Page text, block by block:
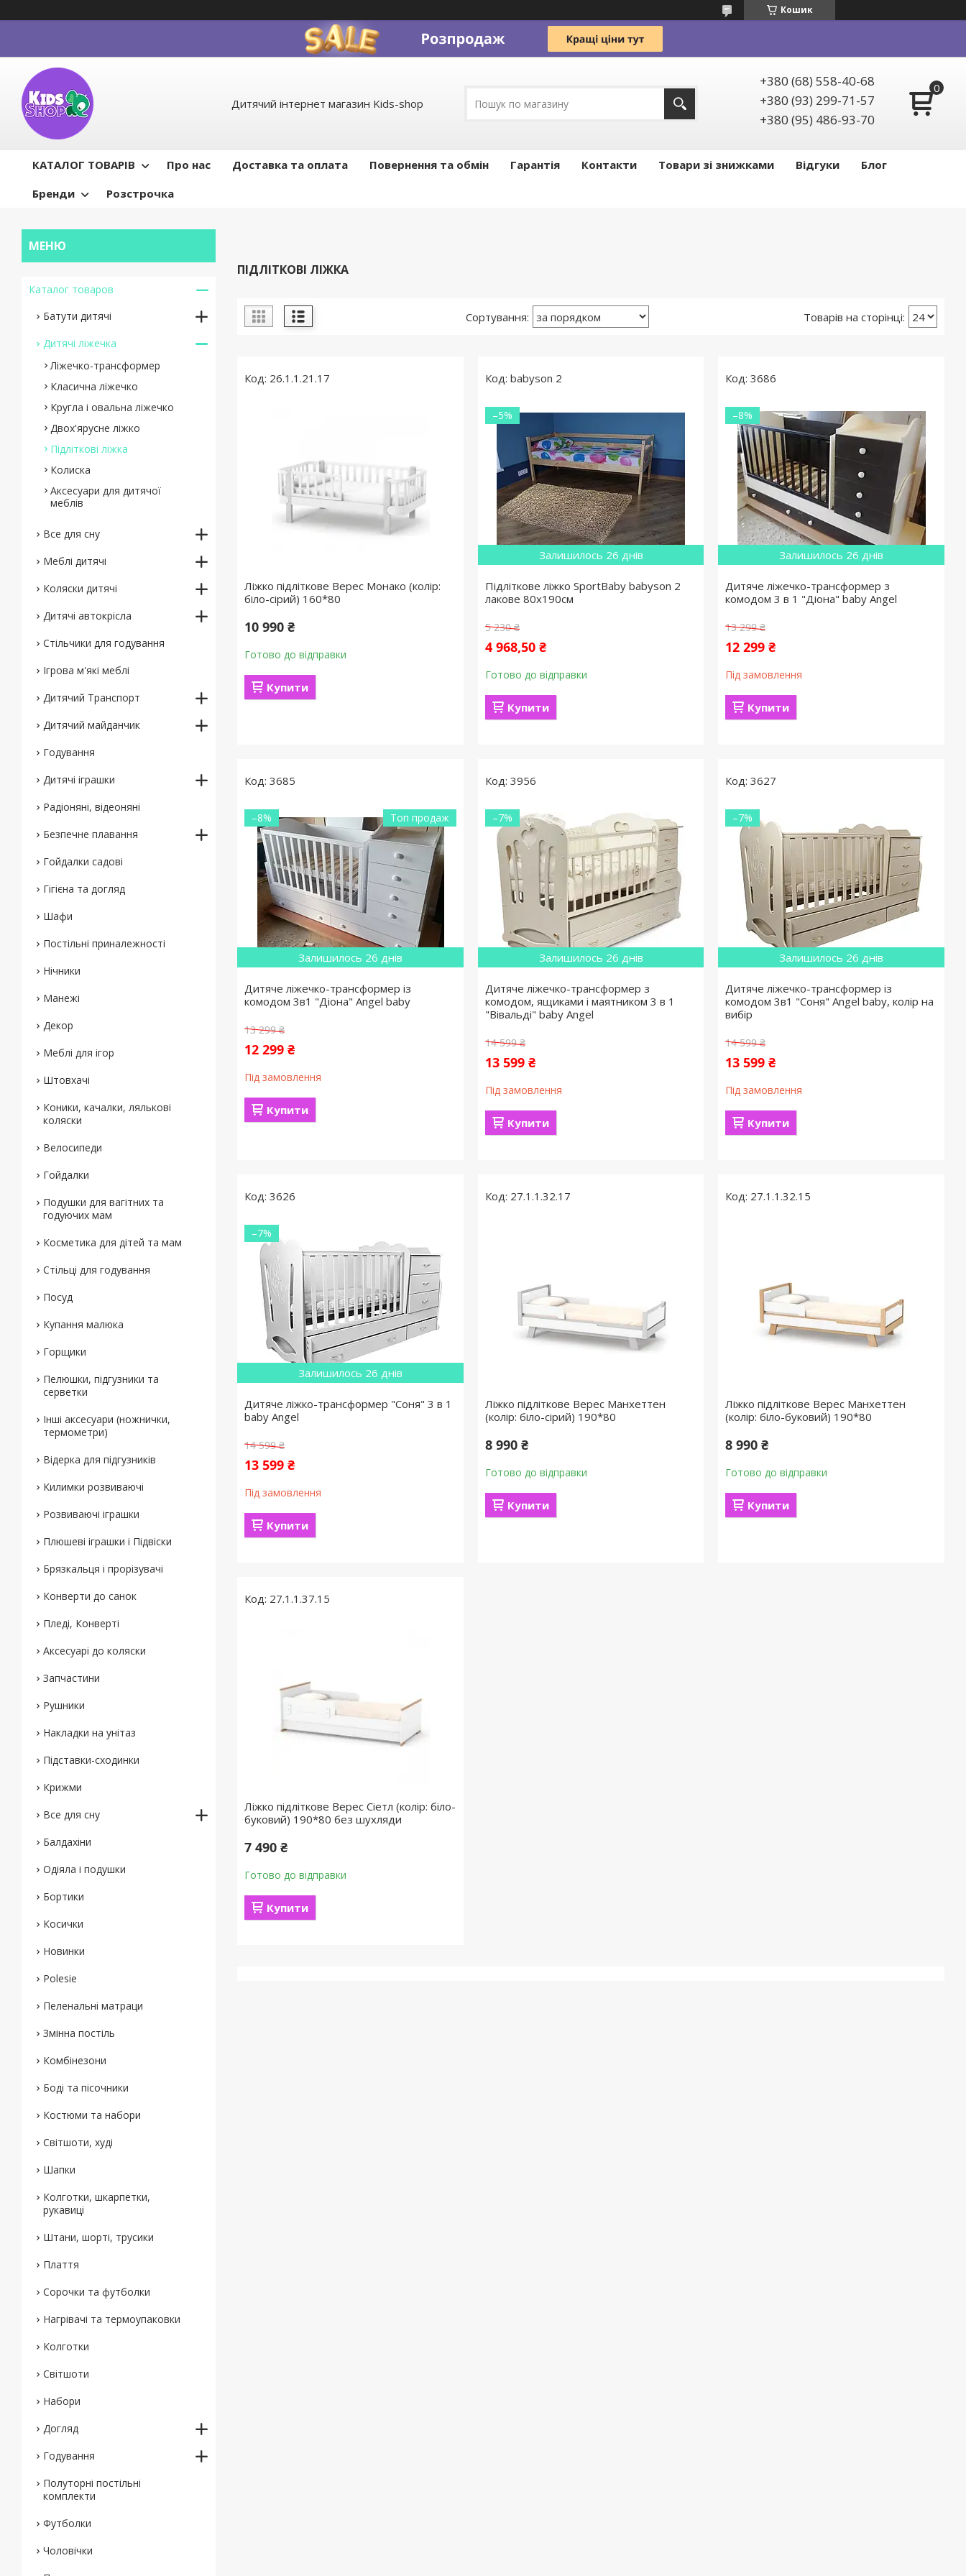
Кошик
Дитячий інтернет магазин Kids-shop
+380 (68) 558-40-68
+380 (93) 299-71-57
+380 (95) 486-93-70
КАТАЛОГ ТОВАРІВ Про нас Доставка та оплата Повернення та обмін Гарантія Контакти Товари зі знижками Відгуки
Блог
Бренди
Розстрочка
ПІДЛІТКОВІ ЛІЖКА
26.1.1.21.17
Ліжко підліткове Верес Монако (колір:
біло-сірий) 160*80
10 990 ₴
Готово до відправки
Купити
babyson 2
Залишилось 26 днів
–5%
Підліткове ліжко SportBaby babyson 2
лакове 80x190см
5 230 ₴
4 968,50 ₴
Готово до відправки
Купити
3686
Залишилось 26 днів
–8%
Дитяче ліжечко-трансформер з
комодом 3 в 1 "Діона" baby Angel
13 299 ₴
12 299 ₴
Під замовлення
Купити
3685
Залишилось 26 днів
Топ продаж
–8%
Дитяче ліжечко-трансформер із
комодом 3в1 "Діона" Angel baby
13 299 ₴
12 299 ₴
Під замовлення
Купити
3956
Залишилось 26 днів
–7%
Дитяче ліжечко-трансформер з
комодом, ящиками і маятником 3 в 1
"Вівальді" baby Angel
14 599 ₴
13 599 ₴
Під замовлення
Купити
3627
Залишилось 26 днів
–7%
Дитяче ліжечко-трансформер із
комодом 3в1 "Соня" Angel baby, колір на
вибір
14 599 ₴
13 599 ₴
Під замовлення
Купити
3626
Залишилось 26 днів
–7%
Дитяче ліжко-трансформер "Соня" 3 в 1
baby Angel
14 599 ₴
13 599 ₴
Під замовлення
Купити
27.1.1.32.17
Ліжко підліткове Верес Манхеттен
(колір: біло-сірий) 190*80
8 990 ₴
Готово до відправки
Купити
27.1.1.32.15
Ліжко підліткове Верес Манхеттен
(колір: біло-буковий) 190*80
8 990 ₴
Готово до відправки
Купити
27.1.1.37.15
Ліжко підліткове Верес Сіетл (колір: біло-
буковий) 190*80 без шухляди
7 490 ₴
Готово до відправки
Купити
Каталог товаров
Батути дитячі
Дитячі ліжечка
Ліжечко-трансформер
Класична ліжечко
Кругла і овальна ліжечко
Двох'ярусне ліжко
Підліткові ліжка
Колиска
Аксесуари для дитячої
меблів
Все для сну
Меблі дитячі
Коляски дитячі
Дитячі автокрісла
Стільчики для годування
Ігрова м'які меблі
Дитячий Транспорт
Дитячий майданчик
Годування
Дитячі іграшки
Радіоняні, відеоняні
Безпечне плавання
Гойдалки садові
Гігієна та догляд
Шафи
Постільні приналежності
Нічники
Манежі
Декор
Меблі для ігор
Штовхачі
Коники, качалки, лялькові
коляски
Велосипеди
Гойдалки
Подушки для вагітних та
годуючих мам
Косметика для дітей та мам
Стільці для годування
Посуд
Купання малюка
Горщики
Пелюшки, підгузники та
серветки
Інші аксесуари (ножнички,
термометри)
Відерка для підгузників
Килимки розвиваючі
Розвиваючі іграшки
Плюшеві іграшки і Підвіски
Брязкальця і прорізувачі
Конверти до санок
Пледі, Конверті
Аксесуарі до коляски
Запчастини
Рушники
Накладки на унітаз
Підставки-сходинки
Крижми
Все для сну
Балдахіни
Одіяла і подушки
Бортики
Косички
Новинки
Polesie
Пеленальні матраци
Змінна постіль
Комбінезони
Боді та пісочники
Костюми та набори
Світшоти, худі
Шапки
Колготки, шкарпетки,
рукавиці
Штани, шорті, трусики
Плаття
Сорочки та футболки
Нагрівачі та термоупаковки
Колготки
Світшоти
Набори
Догляд
Годування
Полуторні постільні
комплекти
Футболки
Чоловічки